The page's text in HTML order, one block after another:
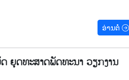
ອ່ານຕໍ່
ຍຸດທະສາດພັດທະນາ ວຽກງານ